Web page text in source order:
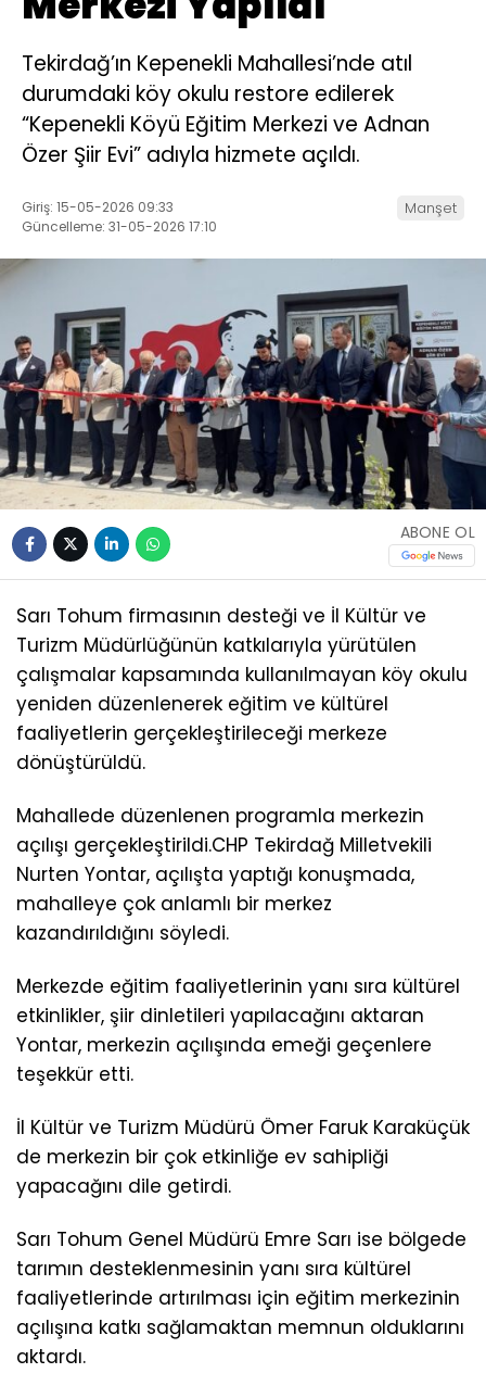
Tekirdağ’ın Kepenekli Mahallesi’nde atıl
durumdaki köy okulu restore edilerek
“Kepenekli Köyü Eğitim Merkezi ve Adnan
Özer Şiir Evi” adıyla hizmete açıldı.
Giriş: 15-05-2026 09:33
Güncelleme: 31-05-2026 17:10
Manşet
ABONE OL
Sarı Tohum firmasının desteği ve İl Kültür ve
Turizm Müdürlüğünün katkılarıyla yürütülen
çalışmalar kapsamında kullanılmayan köy okulu
yeniden düzenlenerek eğitim ve kültürel
faaliyetlerin gerçekleştirileceği merkeze
dönüştürüldü.
Mahallede düzenlenen programla merkezin
açılışı gerçekleştirildi.CHP Tekirdağ Milletvekili
Nurten Yontar, açılışta yaptığı konuşmada,
mahalleye çok anlamlı bir merkez
kazandırıldığını söyledi.
Merkezde eğitim faaliyetlerinin yanı sıra kültürel
etkinlikler, şiir dinletileri yapılacağını aktaran
Yontar, merkezin açılışında emeği geçenlere
teşekkür etti.
İl Kültür ve Turizm Müdürü Ömer Faruk Karaküçük
de merkezin bir çok etkinliğe ev sahipliği
yapacağını dile getirdi.
Sarı Tohum Genel Müdürü Emre Sarı ise bölgede
tarımın desteklenmesinin yanı sıra kültürel
faaliyetlerinde artırılması için eğitim merkezinin
açılışına katkı sağlamaktan memnun olduklarını
aktardı.